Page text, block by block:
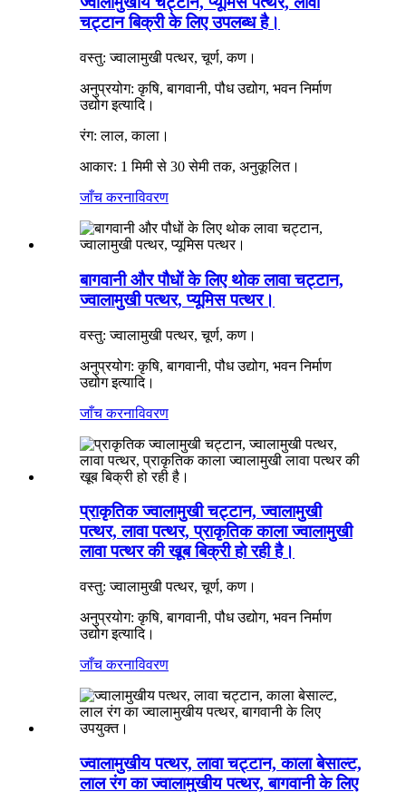
चट्टान बिक्री के लिए उपलब्ध है।
वस्तु: ज्वालामुखी पत्थर, चूर्ण, कण।
अनुप्रयोग: कृषि, बागवानी, पौध उद्योग, भवन निर्माण
उद्योग इत्यादि।
रंग: लाल, काला।
आकार: 1 मिमी से 30 सेमी तक, अनुकूलित।
जाँच करनाविवरण
बागवानी और पौधों के लिए थोक लावा चट्टान,
ज्वालामुखी पत्थर, प्यूमिस पत्थर।
वस्तु: ज्वालामुखी पत्थर, चूर्ण, कण।
अनुप्रयोग: कृषि, बागवानी, पौध उद्योग, भवन निर्माण
उद्योग इत्यादि।
जाँच करनाविवरण
प्राकृतिक ज्वालामुखी चट्टान, ज्वालामुखी
पत्थर, लावा पत्थर, प्राकृतिक काला ज्वालामुखी
लावा पत्थर की खूब बिक्री हो रही है।
वस्तु: ज्वालामुखी पत्थर, चूर्ण, कण।
अनुप्रयोग: कृषि, बागवानी, पौध उद्योग, भवन निर्माण
उद्योग इत्यादि।
जाँच करनाविवरण
ज्वालामुखीय पत्थर, लावा चट्टान, काला बेसाल्ट,
लाल रंग का ज्वालामुखीय पत्थर, बागवानी के लिए